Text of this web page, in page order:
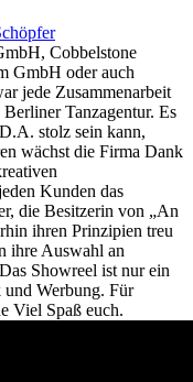
Cobbelstone
GmbH oder auch
jede Zusammenarbeit
Tanzagentur. Es
stolz sein kann,
wächst die Firma Dank
Kunden das
die Besitzerin von „An
ihren Prinzipien treu
ihre Auswahl an
Showreel ist nur ein
Werbung. Für
Viel Spaß euch.